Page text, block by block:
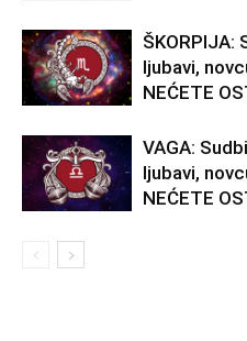
ŠKORPIJA:
ljubavi,
NEĆETE
VAGA:
ljubavi,
NEĆETE